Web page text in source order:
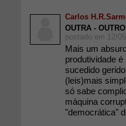
Carlos
OUTRA -
postado em 12/
Mais um
produtividade
sucedido
(leis)mais
só sabe
máquina
"democrática"